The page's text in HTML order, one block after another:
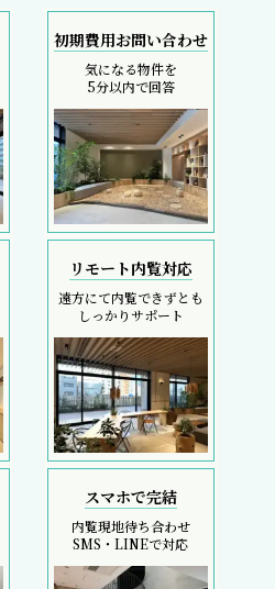
初期費用お問い合わせ
気になる物件を
5分以内で回答
リモート内覧対応
遠方にて内覧できずとも
しっかりサポート
スマホで完結
内覧現地待ち合わせ
SMS・LINEで対応